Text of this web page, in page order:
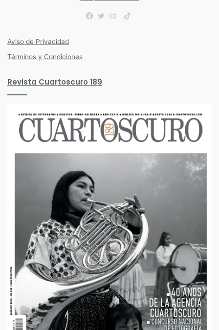
TikTok
Aviso de Privacidad
Términos y Condiciones
Revista Cuartoscuro 189